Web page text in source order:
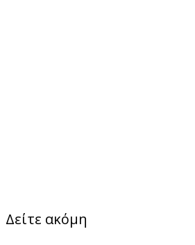
Δείτε ακόμη